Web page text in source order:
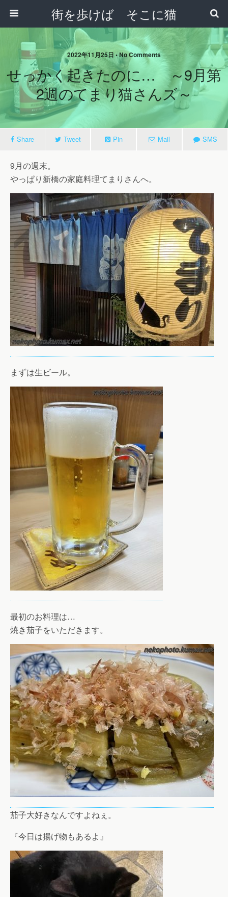
街を歩けば そこに猫
2022年11月25日 • No Comments
せっかく起きたのに… ～9月第
2週のてまり猫さんズ～
Share Tweet Pin Mail SMS
9月の週末。
やっぱり新橋の家庭料理てまりさんへ。
まずは生ビール。
最初のお料理は…
焼き茄子をいただきます。
茄子大好きなんですよねぇ。
『今日は揚げ物もあるよ』